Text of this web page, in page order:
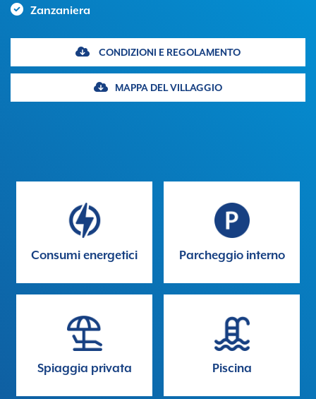
Zanzaniera
CONDIZIONI E REGOLAMENTO
MAPPA DEL VILLAGGIO
Consumi energetici Parcheggio interno
Spiaggia privata Piscina